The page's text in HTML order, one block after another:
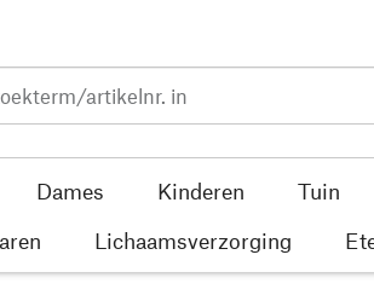
Dames Kinderen Tuin
Lichaamsverzorging